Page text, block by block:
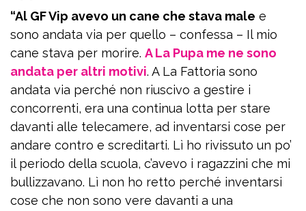
“Al GF Vip avevo un cane che stava male e
sono andata via per quello – confessa – Il mio
cane stava per morire. A La Pupa me ne sono
andata per altri motivi. A La Fattoria sono
andata via perché non riuscivo a gestire i
concorrenti, era una continua lotta per stare
davanti alle telecamere, ad inventarsi cose per
andare contro e screditarti. Lì ho rivissuto un po’
il periodo della scuola, c’avevo i ragazzini che mi
bullizzavano. Lì non ho retto perché inventarsi
cose che non sono vere davanti a una